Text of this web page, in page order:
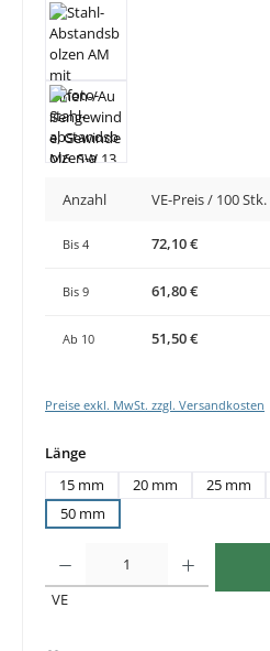
Anzahl VE-Preis / 100 Stk.
Bis 4 72,10 €
Bis 9 61,80 €
Ab 10 51,50 €
Preise exkl. MwSt. zzgl. Versandkosten
Längeauswählen
15 mm
20 mm 25 mm
50 mm
VE